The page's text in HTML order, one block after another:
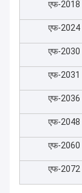
एफ-2018
एफ-2024
एफ-2030
एफ-2031
एफ-2036
एफ-2048
एफ-2060
एफ-2072